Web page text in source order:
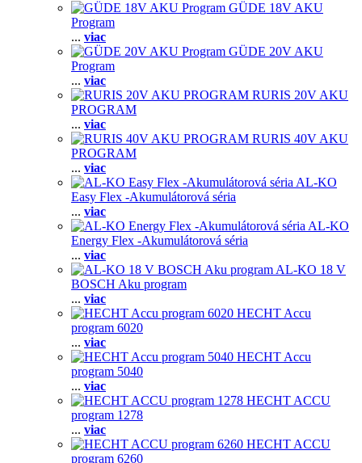
GÜDE 18V AKU
Program
... viac
GÜDE 20V AKU
Program
... viac
RURIS 20V AKU
PROGRAM
... viac
RURIS 40V AKU
PROGRAM
... viac
AL-KO
Easy Flex -Akumulátorová séria
... viac
AL-KO
Energy Flex -Akumulátorová séria
... viac
AL-KO 18 V
BOSCH Aku program
... viac
HECHT Accu
program 6020
... viac
HECHT Accu
program 5040
... viac
HECHT ACCU
program 1278
... viac
HECHT ACCU
program 6260